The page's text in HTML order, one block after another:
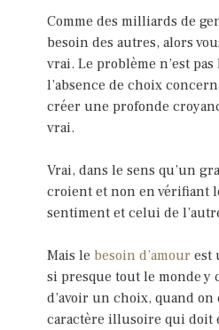
Comme des milliards de
besoin des autres, alors
vrai. Le problème n’est
l’absence de choix
créer une profonde
vrai.
Vrai, dans le sens qu’un
croient et non en vérifiant
sentiment et celui de
Mais le besoin d’amour est
si presque tout le monde y
d’avoir un choix, quand on
caractère illusoire qui doit